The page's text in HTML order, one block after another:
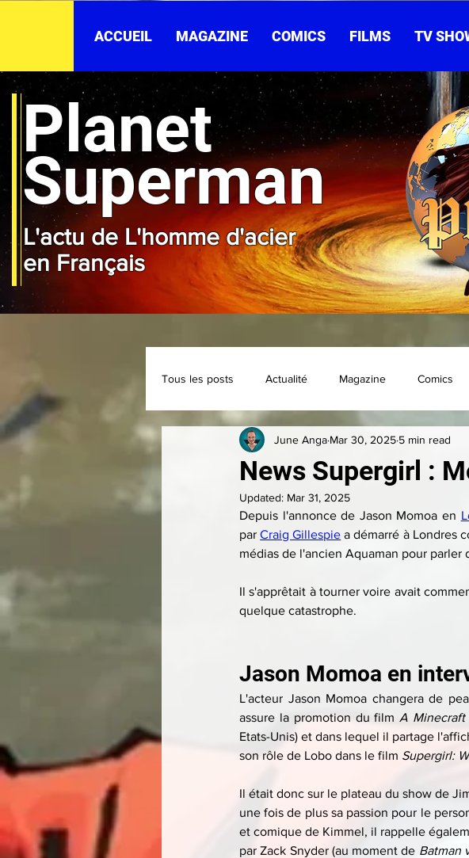
ACCUEIL MAGAZINE COMICS FILMS TV
Planet
Superman
L'actu de L'homme d'acier
en Français
Tous les posts Actualité Magazine Comics
Classique Collection Convention Brèves
News Supergirl :
June Anga Mar 30, 2025 5 min read
Updated: Mar 31, 2025
Depuis l'annonce de Jason Momoa en
par Craig Gillespie a démarré à Londres
médias de l'ancien Aquaman pour parler
Il s'apprêtait à tourner voire avait
quelque catastrophe.
Jason Momoa en
L'acteur Jason Momoa changera de
assure la promotion du film A Minecraft
Etats-Unis) et dans lequel il partage
son rôle de Lobo dans le film Supergirl:
Il était donc sur le plateau du show de
une fois de plus sa passion pour le
et comique de Kimmel, il rappelle
par Zack Snyder (au moment de Batman